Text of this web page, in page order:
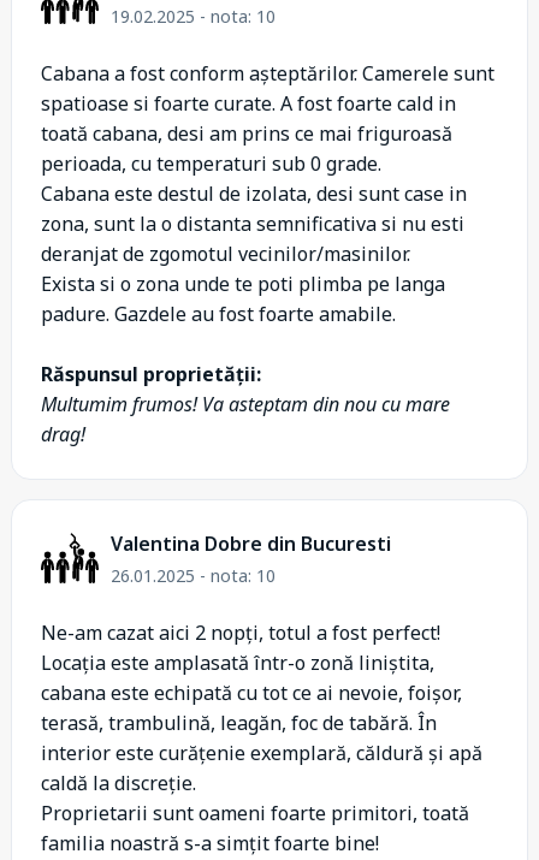
19.02.2025 - nota: 10
Cabana a fost conform așteptărilor. Camerele sunt
spatioase si foarte curate. A fost foarte cald in
toată cabana, desi am prins ce mai friguroasă
perioada, cu temperaturi sub 0 grade.
Cabana este destul de izolata, desi sunt case in
zona, sunt la o distanta semnificativa si nu esti
deranjat de zgomotul vecinilor/masinilor.
Exista si o zona unde te poti plimba pe langa
padure. Gazdele au fost foarte amabile.
Răspunsul proprietății:
Multumim frumos! Va asteptam din nou cu mare
drag!
Valentina Dobre din Bucuresti
26.01.2025 - nota: 10
Ne-am cazat aici 2 nopți, totul a fost perfect!
Locația este amplasată într-o zonă liniștita,
cabana este echipată cu tot ce ai nevoie, foișor,
terasă, trambulină, leagăn, foc de tabără. În
interior este curățenie exemplară, căldură și apă
caldă la discreție.
Proprietarii sunt oameni foarte primitori, toată
familia noastră s-a simțit foarte bine!